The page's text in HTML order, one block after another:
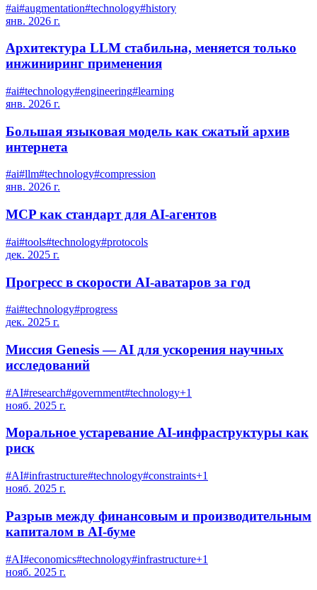
#ai#augmentation#technology#history
янв. 2026 г.
Архитектура LLM стабильна, меняется только
инжиниринг применения
#ai#technology#engineering#learning
янв. 2026 г.
Большая языковая модель как сжатый архив
интернета
#ai#llm#technology#compression
янв. 2026 г.
MCP как стандарт для AI-агентов
#ai#tools#technology#protocols
дек. 2025 г.
Прогресс в скорости AI-аватаров за год
#ai#technology#progress
дек. 2025 г.
Миссия Genesis — AI для ускорения научных
исследований
#AI#research#government#technology+1
нояб. 2025 г.
Моральное устаревание AI-инфраструктуры как
риск
#AI#infrastructure#technology#constraints+1
нояб. 2025 г.
Разрыв между финансовым и производительным
капиталом в AI-буме
#AI#economics#technology#infrastructure+1
нояб. 2025 г.